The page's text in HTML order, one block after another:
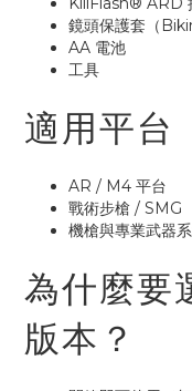
鏡頭保護套（
AA 電池
工具
適用平台
AR / M4 平台
戰術步槍 / SMG
機槍與專業武器
為什麼要
版本？